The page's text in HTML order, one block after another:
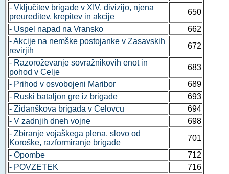
- Vključitev brigade v XIV. divizijo, njena
preureditev, krepitev in akcije
650
- Uspel napad na Vransko
662
- Akcije na nemške postojanke v Zasavskih
revirjih
672
- Razoroževanje sovražnikovih enot in
pohod v Celje
683
- Prihod v osvobojeni Maribor
689
- Ruski bataljon gre iz brigade
693
- Zidanškova brigada v Celovcu
694
- V zadnjih dneh vojne
698
- Zbiranje vojaškega plena, slovo od
Koroške, razformiranje brigade
701
- Opombe
712
- POVZETEK
716